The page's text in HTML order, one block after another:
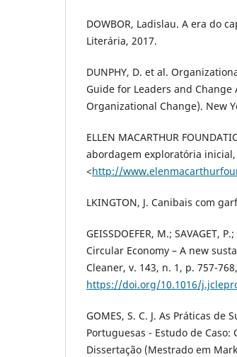
DOWBOR, Ladislau. A era do
Literária, 2017.
DUNPHY, D. et al.
Guide for Leaders and
Organizational Change). New
ELLEN MACARTHUR
abordagem exploratória
<http://
LKINGTON, J. Canibais com
GEISSDOEFER, M.; SAVAGET,
Circular Economy – A new
Cleaner, v. 143, n. 1, p. 757-
https://doi.org/10.1016/
GOMES, S. C. J. As Práticas
Portuguesas - Estudo de
Dissertação (Mestrado em